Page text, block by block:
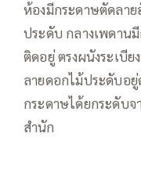
ห้องมีกระดาษตัดลา
ประดับ กลางเพดาน
ติดอยู่ ตรงผนังระเบี
ลายดอกไม้ประดับอ
กระดาษได้ยกระดับ
สำนัก